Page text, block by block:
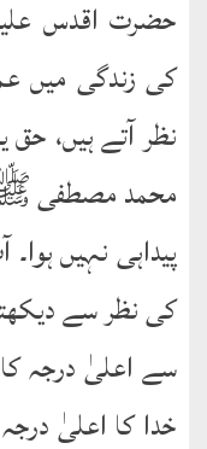
تعارف
کتاب
:
’’پردہ‘‘
English
Books
دریچۂ
راہنمائی
کتب
حضرت اقدس
کی زندگی میں
نظر آتے ہیں،
محمد مصطفی ﷺ
پیداہی نہیں
کی نظر سے
سے اعلیٰ درجہ کا
خدا کا اعلیٰ